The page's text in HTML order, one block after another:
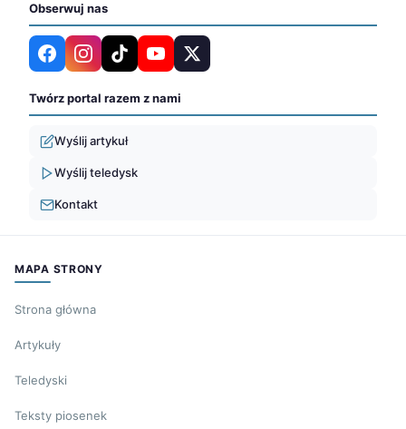
Obserwuj nas
Twórz portal razem z nami
Wyślij artykuł
Wyślij teledysk
Kontakt
MAPA STRONY
Strona główna
Artykuły
Teledyski
Teksty piosenek